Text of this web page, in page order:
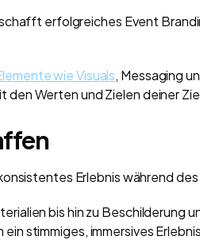
erfolgreiches Event
wie Visuals, Messaging
den Werten und Zielen deiner
Erlebnis während
bis hin zu Beschilderung
stimmiges, immersives